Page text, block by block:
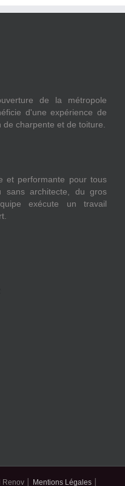
de la métropole
d'une expérience de
de charpente et de toiture.
et performante pour tous
sans architecte, du gros
exécute un travail
│ Mentions Légales│